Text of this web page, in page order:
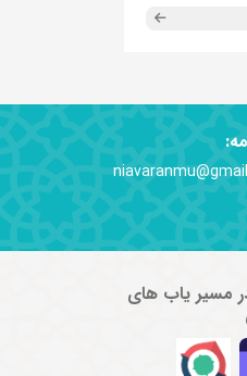
مسیر یاب های